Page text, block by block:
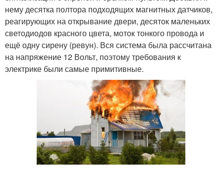
нему десятка полтора подходящих магнитных датчиков,
реагирующих на открывание двери, десяток маленьких
светодиодов красного цвета, моток тонкого провода и
ещё одну сирену (ревун). Вся система была рассчитана
на напряжение 12 Вольт, поэтому требования к
электрике были самые примитивные.